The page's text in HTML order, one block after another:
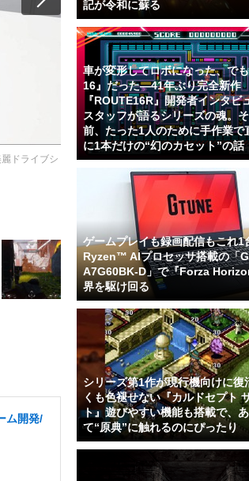
ドライブシ
ム開発/
記が令和に蘇る
車が変形してロボになった、で
16』だった―41年ぶり完全新作
『ROUTE16R』開発者インタビ
スタッフが語るシリーズの魂。
前、たった1人のために手作業で
に1本だけの“幻のカセット”の話
ゲームプレイも録画配信もこれ1
Ryzen™ AIプロセッサ搭載の「
A7G60BK-D」で『Forza
界を駆け回る
シリーズ第1作が現行機向けに復
くも色褪せない『カルドセプト
ト』遊びやすい機能も搭載で、
て“原典”に触れるのにぴったり